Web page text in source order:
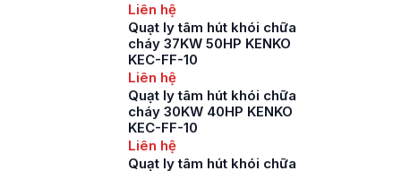
Liên hệ
Quạt ly tâm hút khói chữa
cháy 37KW 50HP KENKO
KEC-FF-10
Liên hệ
Quạt ly tâm hút khói chữa
cháy 30KW 40HP KENKO
KEC-FF-10
Liên hệ
Quạt ly tâm hút khói chữa